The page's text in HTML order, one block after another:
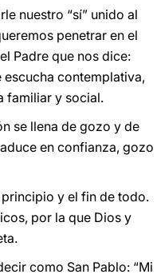
nuestro “sí” unido al
penetrar en el
Padre que nos dice:
escucha contemplativa,
familiar y social.
se llena de gozo y de
en confianza, gozo
y el fin de todo.
por la que Dios y
como San Pablo: “Mi